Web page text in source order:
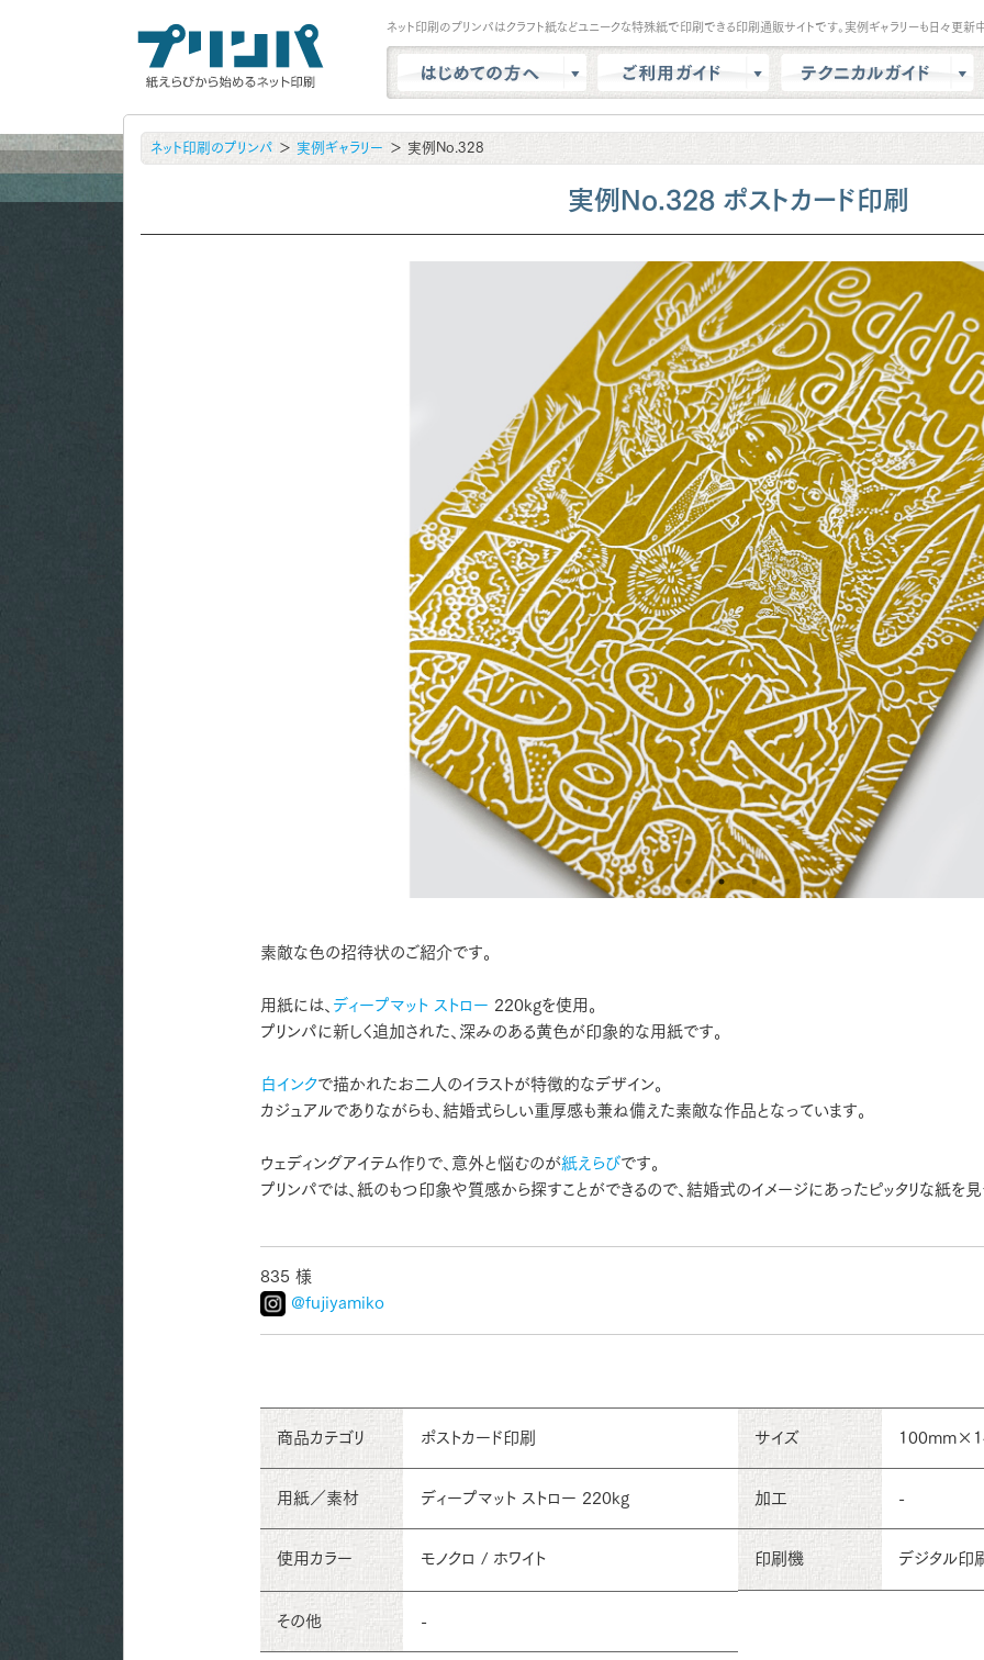
ネット印刷のプリンパはクラフト紙などユニークな特殊紙で印刷できる印刷通販サイトです。実例ギャラリーも日々更新
商品一覧
用紙サンプル請求
支払方法
マイページ
増刷
配送方法/料金
商品別データ作成方法
クラウドデザインガイド
ネット印刷のプリンパ 実例ギャラリー 実例No.328
実例No.328 ポストカード印刷
素敵な色の招待状のご紹介です。
用紙には、 ディープマット ストロー 220kgを使用。
プリンパに新しく追加された、深みのある黄色が印象的な用紙です。
白インクで描かれたお二人のイラストが特徴的なデザイン。
カジュアルでありながらも、結婚式らしい重厚感も兼ね備えた素敵な作品となっています。
ウェディングアイテム作りで、意外と悩むのが紙えらびです。
プリンパでは、紙のもつ印象や質感から探すことができるので、結婚式のイメージにあったピッタリな紙を見
835 様
@fujiyamiko
商品カテゴリ ポストカード印刷 サイズ
用紙／素材 ディープマット ストロー 220kg 加工 -
使用カラー モノクロ / ホワイト 印刷機 デジタル印
その他 -